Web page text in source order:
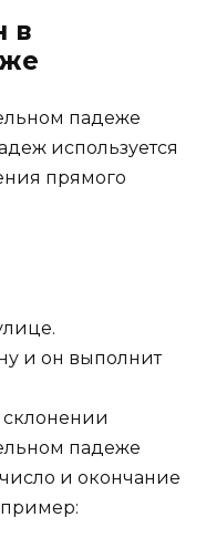
в
падеже
используется
прямого
и он выполнит
склонении
падеже
и окончание